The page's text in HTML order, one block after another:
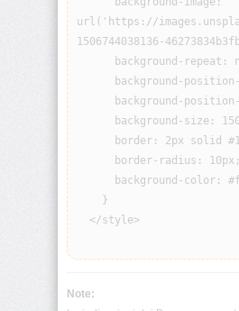
background-
clip
background-
color
background-
image
background-
origin
background-
position
background-
url('https://
1506744038136-
Note: